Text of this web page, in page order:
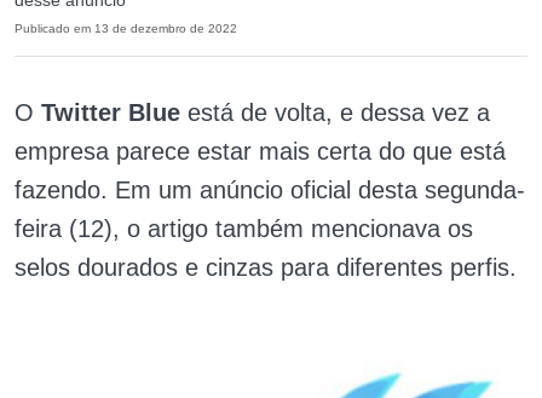
Publicado em 13 de dezembro de 2022
O Twitter Blue está de volta, e dessa vez a
empresa parece estar mais certa do que está
fazendo. Em um anúncio oficial desta segunda-
feira (12), o artigo também mencionava os
selos dourados e cinzas para diferentes perfis.